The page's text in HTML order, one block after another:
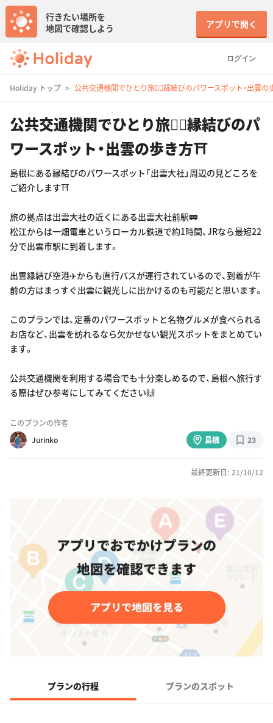
ログイン
行きたい場所を
地図で確認しよう
アプリで開く
Holiday トップ 公共交通機関でひとり旅🚶‍♀️縁結びのパワースポット・出雲
公共交通機関でひとり旅🚶‍♀️縁結びのパ
ワースポット・出雲の歩き方⛩
島根にある縁結びのパワースポット「出雲大社」周辺の見どころを
ご紹介します⛩
旅の拠点は出雲大社の近くにある出雲大社前駅🚃
松江からは一畑電車というローカル鉄道で約1時間、JRなら最短22
分で出雲市駅に到着します。
出雲縁結び空港✈️からも直行バスが運行されているので、到着が午
前の方はまっすぐ出雲に観光しに出かけるのも可能だと思います。
このプランでは、定番のパワースポットと名物グルメが食べられる
お店など、出雲を訪れるなら欠かせない観光スポットをまとめてい
ます。
公共交通機関を利用する場合でも十分楽しめるので、島根へ旅行す
る際はぜひ参考にしてみてください🙌
このプランの作者
Jurinko
島根 23
最終更新日: 21/10/12
プランの行程 プランのスポット